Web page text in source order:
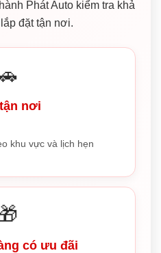
Phát Auto kiểm tra khả
đặt tận nơi.
nơi
khu vực và lịch hẹn
có ưu đãi